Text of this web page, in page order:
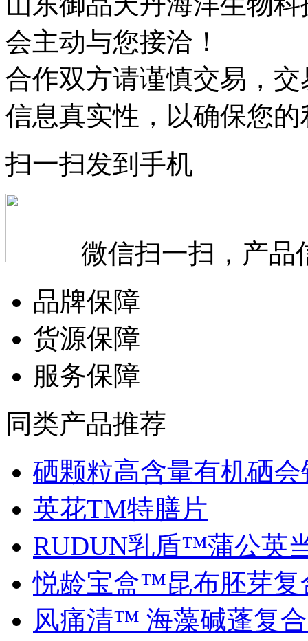
会主动与您接洽！
合作双方请谨慎交易，
信息真实性，以确保您
扫一扫发到手机
微信扫一扫，产品
品牌保障
货源保障
服务保障
同类产品推荐
硒颗粒高含量有机硒会
英花TM特膳片
RUDUN乳盾™蒲公英
悦龄宝盒™昆布胚芽复
风痛清™ 海藻碱蓬复